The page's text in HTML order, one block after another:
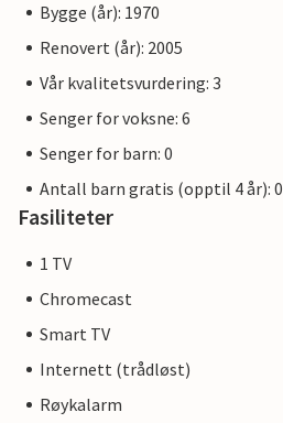
Bygge (år): 1970
Renovert (år): 2005
Vår kvalitetsvurdering: 3
Senger for voksne: 6
Senger for barn: 0
Antall barn gratis (opptil 4 år): 0
Fasiliteter
1 TV
Chromecast
Smart TV
Internett (trådløst)
Røykalarm